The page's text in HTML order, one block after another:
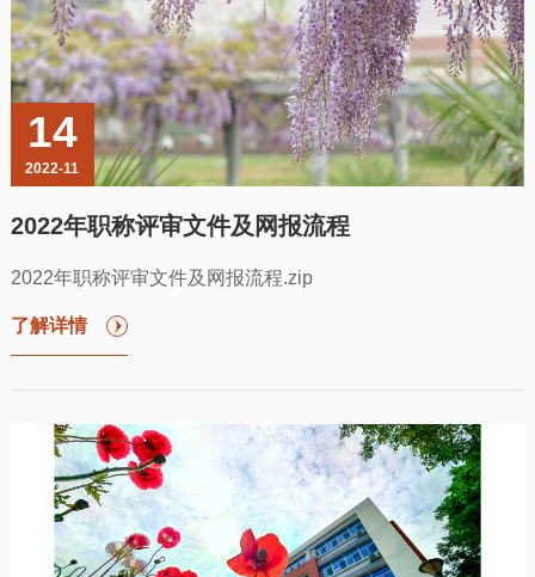
14
2022-11
2022年职称评审文件及网报流程
2022年职称评审文件及网报流程.zip
了解详情